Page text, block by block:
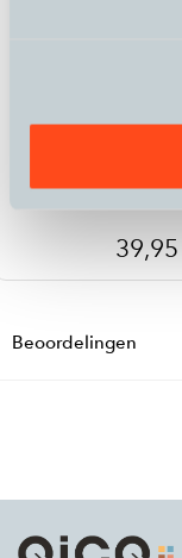
39,95
Beoordelingen